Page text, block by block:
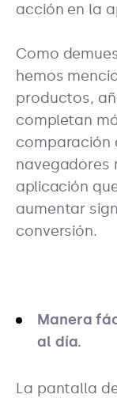
acción en la
Como
hemos
productos,
completan
comparación
navegadores
aplicación
aumentar
conversión.
Manera
al día.
La pantalla